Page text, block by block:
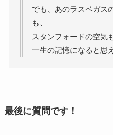
でも、あのラスベガス
も、
スタンフォードの空
一生の記憶になると思
最後に質問です！